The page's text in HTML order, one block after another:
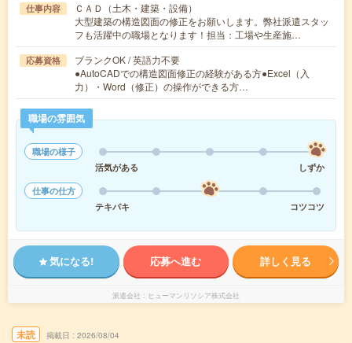
仕事内容
ＣＡＤ（土木・建築・設備）
大型建築の構造図面の修正をお願いします。弊社派遣スタッ
フも活躍中の職場となります！担当：工場や生産施…
応募資格
ブランクOK / 英語力不要
●AutoCADでの構造図面修正の経験がある方●Excel（入
力）・Word（修正）の操作ができる方…
職場の雰囲気
職場の様子
活気がある
しずか
仕事の仕方
テキパキ
コツコツ
気になる! 応募へ進む 詳しく見る
派遣会社 ヒューマンリソシア株式会社
未読 掲載日 2026/08/04